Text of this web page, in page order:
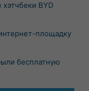
BYD
площадку
бесплатную